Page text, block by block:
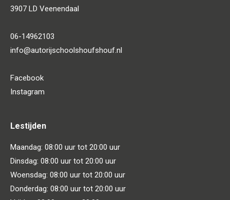
3907 LD Veenendaal
06-14962103
info@autorijschoolshoufshouf.nl
Facebook
Instagram
Lestijden
Maandag: 08:00 uur tot 20:00 uur
Dinsdag: 08:00 uur tot 20:00 uur
Woensdag: 08:00 uur tot 20:00 uur
Donderdag: 08:00 uur tot 20:00 uur